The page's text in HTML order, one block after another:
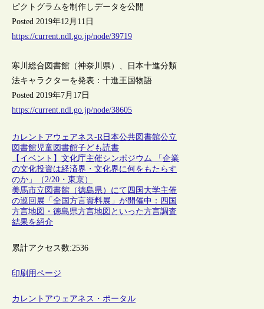
ピクトグラムを制作しデータを公開
Posted 2019年12月11日
https://current.ndl.go.jp/node/39719
寒川総合図書館（神奈川県）、日本十進分類
法キャラクターを発表：十進王国物語
Posted 2019年7月17日
https://current.ndl.go.jp/node/38605
カレントアウェアネス-R日本公共図書館公立
図書館児童図書館子ども読書
【イベント】文化庁主催シンポジウム 「企業
の文化投資は経済界・文化界に何をもたらす
のか」（2/20・東京）
美馬市立図書館（徳島県）にて四国大学主催
の巡回展「全国方言資料展」が開催中：四国
方言地図・徳島県方言地図といった方言調査
結果を紹介
累計アクセス数:2536
印刷用ページ
カレントアウェアネス・ポータル